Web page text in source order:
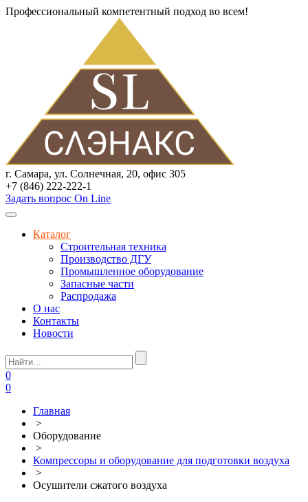
Профессиональный компетентный подход во всем!
г. Самара, ул. Солнечная, 20, офис 305
+7 (846) 222-222-1
Задать вопрос On Line
Каталог
Строительная техника
Производство ДГУ
Промышленное оборудование
Запасные части
Распродажа
О нас
Контакты
Новости
0
0
Главная
>
Оборудование
>
Компрессоры и оборудование для подготовки воздуха
>
Осушители сжатого воздуха